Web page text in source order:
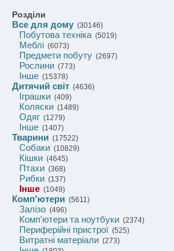
Розділи
Все для дому (30146)
Побутова техніка(5019)
Меблі (6073)
Предмети побуту (2697)
Рослини (773)
Інше (15378)
Дитячий світ (4636)
Іграшки (409)
Коляски (1489)
Одяг (1279)
Інше (1407)
Тварини (17522)
Собаки (10829)
Кішки (4645)
Птахи (368)
Рибки (137)
Інше (1049)
Комп'ютери (5611)
Залізо (496)
Комп'ютери та ноутбуки (2374)
Периферійні пристрої (525)
Витратні матеріали (273)